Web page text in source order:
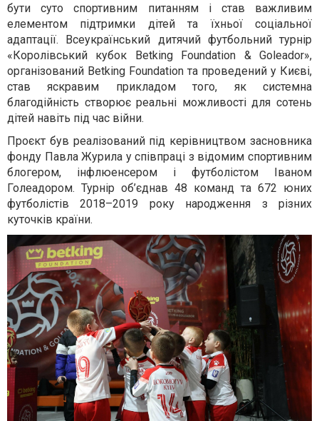
бути суто спортивним питанням і став важливим
елементом підтримки дітей та їхньої соціальної
адаптації. Всеукраїнський дитячий футбольний турнір
«Королівський кубок Betking Foundation & Goleador»,
організований Betking Foundation та проведений у Києві,
став яскравим прикладом того, як системна
благодійність створює реальні можливості для сотень
дітей навіть під час війни.
Проєкт був реалізований під керівництвом засновника
фонду Павла Журила у співпраці з відомим спортивним
блогером, інфлюенсером і футболістом Іваном
Голеадором. Турнір об’єднав 48 команд та 672 юних
футболістів 2018–2019 року народження з різних
куточків країни.